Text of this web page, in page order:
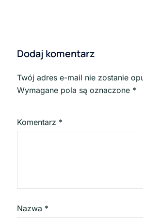
Dodaj komentarz
Twój adres e-mail nie zostanie
Wymagane pola są oznaczone *
Komentarz *
Nazwa *